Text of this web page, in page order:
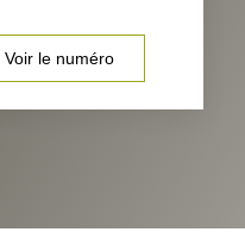
Voir le numéro